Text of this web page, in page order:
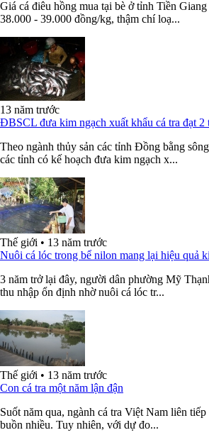
Giá cá điêu hồng mua tại bè ở tỉnh Tiền
38.000 - 39.000 đồng/kg, thậm chí loạ...
13 năm trước
ĐBSCL đưa kim ngạch xuất khẩu cá tra đạt 2
Theo ngành thủy sản các tỉnh Đồng bằng
các tỉnh có kế hoạch đưa kim ngạch x...
Thế giới • 13 năm trước
Nuôi cá lóc trong bể nilon mang lại hiệu quả
3 năm trở lại đây, người dân phường Mỹ
thu nhập ổn định nhờ nuôi cá lóc tr...
Thế giới • 13 năm trước
Con cá tra một năm lận đận
Suốt năm qua, ngành cá tra Việt Nam liên
buồn nhiều. Tuy nhiên, với dự đo...